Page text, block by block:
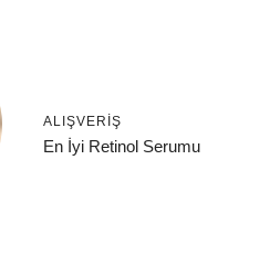
ALIŞVERIŞ
En İyi Retinol Serumu